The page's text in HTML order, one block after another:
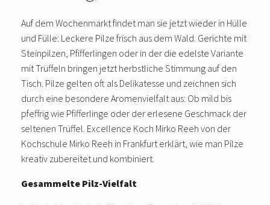
Auf dem Wochenmarkt findet man sie jetzt wieder in Hülle
und Fülle: Leckere Pilze frisch aus dem Wald. Gerichte mit
Steinpilzen, Pfifferlingen oder in der die edelste Variante
mit Trüffeln bringen jetzt herbstliche Stimmung auf den
Tisch. Pilze gelten oft als Delikatesse und zeichnen sich
durch eine besondere Aromenvielfalt aus: Ob mild bis
pfeffrig wie Pfifferlinge oder der erlesene Geschmack der
seltenen Trüffel. Excellence Koch Mirko Reeh von der
Kochschule Mirko Reeh in Frankfurt erklärt, wie man Pilze
kreativ zubereitet und kombiniert.
Gesammelte Pilz-Vielfalt